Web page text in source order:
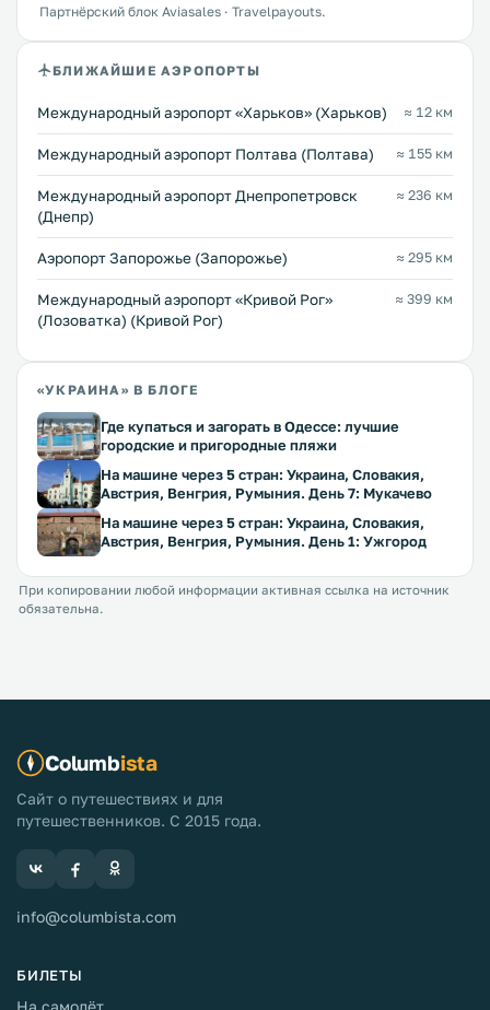
Партнёрский блок Aviasales · Travelpayouts.
БЛИЖАЙШИЕ АЭРОПОРТЫ
Международный аэропорт «Харьков» (Харьков) ≈ 12 км
Международный аэропорт Полтава (Полтава) ≈ 155 км
Международный аэропорт Днепропетровск
(Днепр)
≈ 236 км
Аэропорт Запорожье (Запорожье) ≈ 295 км
Международный аэропорт «Кривой Рог»
(Лозоватка) (Кривой Рог)
≈ 399 км
«УКРАИНА» В БЛОГЕ
Где купаться и загорать в Одессе: лучшие
городские и пригородные пляжи
На машине через 5 стран: Украина, Словакия,
Австрия, Венгрия, Румыния. День 7: Мукачево
На машине через 5 стран: Украина, Словакия,
Австрия, Венгрия, Румыния. День 1: Ужгород
При копировании любой информации активная ссылка на источник
обязательна.
Columbista
Сайт о путешествиях и для
путешественников. С 2015 года.
info@columbista.com
БИЛЕТЫ